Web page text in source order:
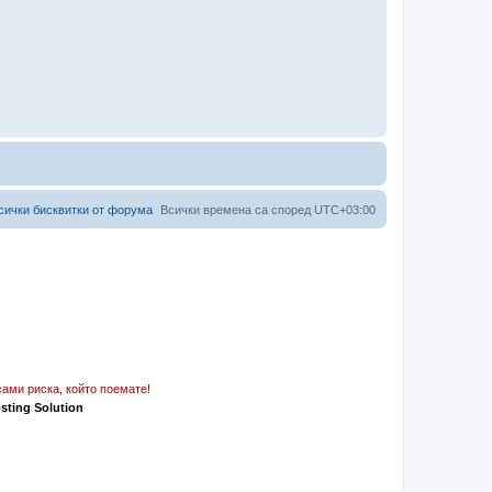
Всички времена са според UTC+03:00
бисквитки от форума
риска, който поемате!
Solution